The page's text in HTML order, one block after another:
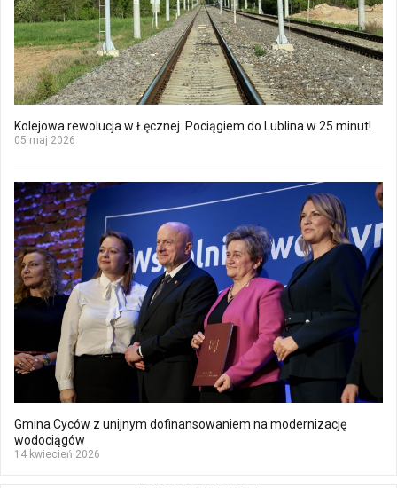
Kolejowa rewolucja w Łęcznej. Pociągiem do Lublina w 25 minut!
05 maj 2026
Gmina Cyców z unijnym dofinansowaniem na modernizację
wodociągów
14 kwiecień 2026